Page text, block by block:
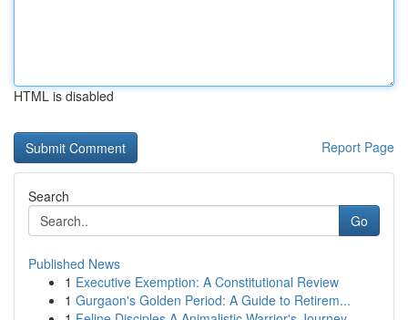
HTML is disabled
Report Page
Search
Go
Published News
1 Executive Exemption: A Constitutional Review
1 Gurgaon's Golden Period: A Guide to Retirem...